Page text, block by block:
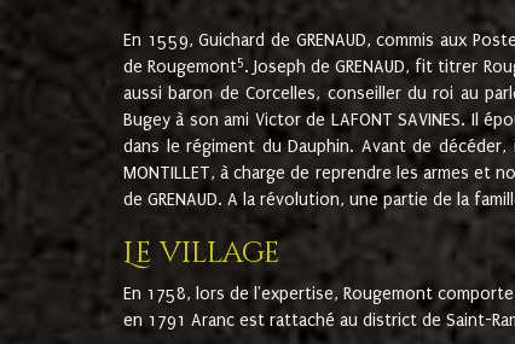
En 1559, Guichard de GRENAUD, commis aux
de Rougemont5. Joseph de GRENAUD, fit titrer
aussi baron de Corcelles, conseiller du roi au
Bugey à son ami Victor de LAFONT SAVINES. Il
dans le régiment du Dauphin. Avant de
MONTILLET, à charge de reprendre les armes et
de GRENAUD. A la révolution, une partie de la
Le village
En 1758, lors de l'expertise, Rougemont
en 1791 Aranc est rattaché au district de Saint-